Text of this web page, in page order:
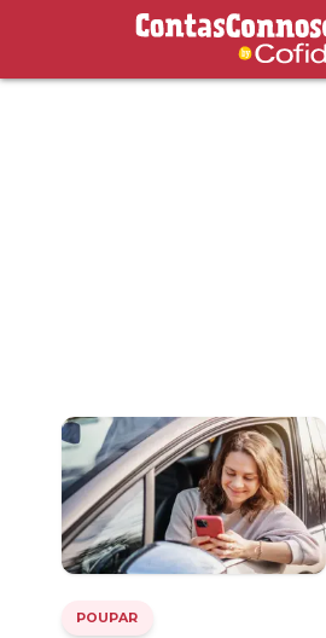
Contas Connosco by Cofidis
POUPAR